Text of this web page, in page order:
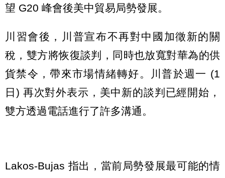
望 G20 峰會後美中貿易局勢發展。
川習會後，川普宣布不再對中國加徵新的關
稅，雙方將恢復談判，同時也放寬對華為的供
貨禁令，帶來市場情緒轉好。川普於週一 (1
日) 再次對外表示，美中新的談判已經開始，
雙方透過電話進行了許多溝通。
Lakos-Bujas 指出，當前局勢發展最可能的情